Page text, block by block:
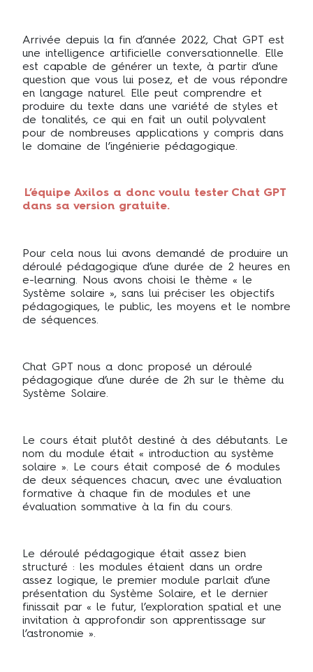
Arrivée depuis la fin d’année 2022, Chat GPT est
une intelligence artificielle conversationnelle. Elle
est capable de générer un texte, à partir d’une
question que vous lui posez, et de vous répondre
en langage naturel. Elle peut comprendre et
produire du texte dans une variété de styles et
de tonalités, ce qui en fait un outil polyvalent
pour de nombreuses applications y compris dans
le domaine de l’ingénierie pédagogique.
L’équipe Axilos a donc voulu tester Chat GPT
dans sa version gratuite.
Pour cela nous lui avons demandé de produire un
déroulé pédagogique d’une durée de 2 heures en
e-learning. Nous avons choisi le thème « le
Système solaire », sans lui préciser les objectifs
pédagogiques, le public, les moyens et le nombre
de séquences.
Chat GPT nous a donc proposé un déroulé
pédagogique d’une durée de 2h sur le thème du
Système Solaire.
Le cours était plutôt destiné à des débutants. Le
nom du module était « introduction au système
solaire ». Le cours était composé de 6 modules
de deux séquences chacun, avec une évaluation
formative à chaque fin de modules et une
évaluation sommative à la fin du cours.
Le déroulé pédagogique était assez bien
structuré : les modules étaient dans un ordre
assez logique, le premier module parlait d’une
présentation du Système Solaire, et le dernier
finissait par « le futur, l’exploration spatial et une
invitation à approfondir son apprentissage sur
l’astronomie ».